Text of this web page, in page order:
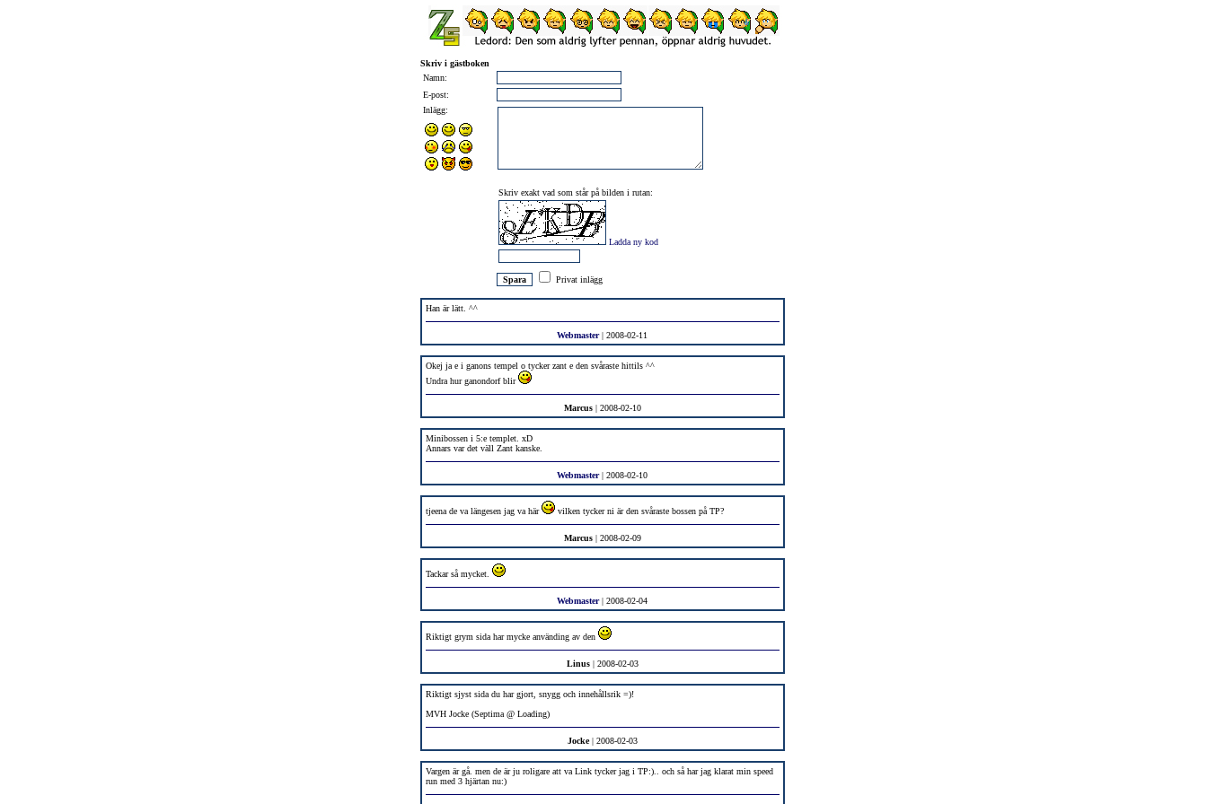
Skriv i gästboken
Namn:
E-post:
Inlägg:
Skriv exakt vad som står på bilden i rutan:
Ladda ny kod
Privat inlägg
Han är lätt. ^^
Webmaster| 2008-02-11
Okej ja e i ganons tempel o tycker zant e den svåraste hittils ^^
Undra hur ganondorf blir
Marcus| 2008-02-10
Minibossen i 5:e templet. xD
Annars var det väll Zant kanske.
Webmaster| 2008-02-10
tjeena de va längesen jag va här vilken tycker ni är den svåraste bossen på TP?
Marcus| 2008-02-09
Tackar så mycket.
Webmaster| 2008-02-04
Riktigt grym sida har mycke använding av den
Linus| 2008-02-03
Riktigt sjyst sida du har gjort, snygg och innehållsrik =)!
MVH Jocke (Septima @ Loading)
Jocke| 2008-02-03
Vargen är gå. men de är ju roligare att va Link tycker jag i TP:).. och så har jag klarat min speed
run med 3 hjärtan nu:)